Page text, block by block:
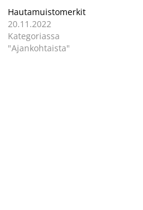
Hautamuistomerkit
20.11.2022
Kategoriassa
"Ajankohtaista"